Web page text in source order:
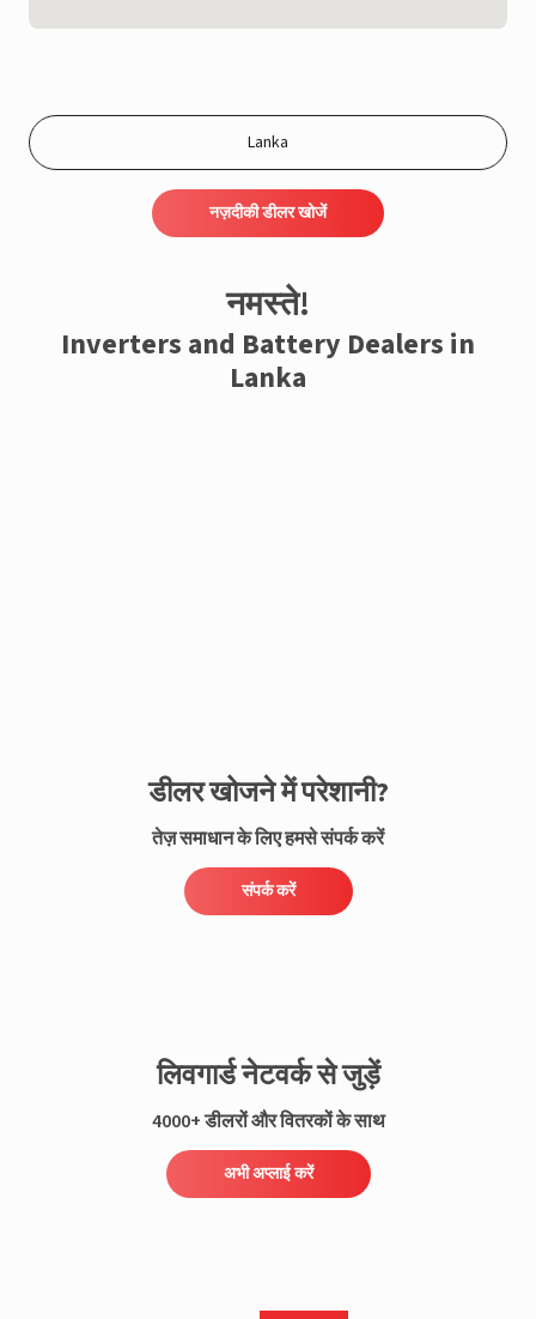
नज़दीकी डीलर खोजें
नमस्ते!
Inverters and Battery Dealers in
Lanka
डीलर खोजने में परेशानी?
तेज़ समाधान के लिए हमसे संपर्क करें
संपर्क करें
लिवगार्ड नेटवर्क से जुड़ें
4000+ डीलरों और वितरकों के साथ
अभी अप्लाई करें